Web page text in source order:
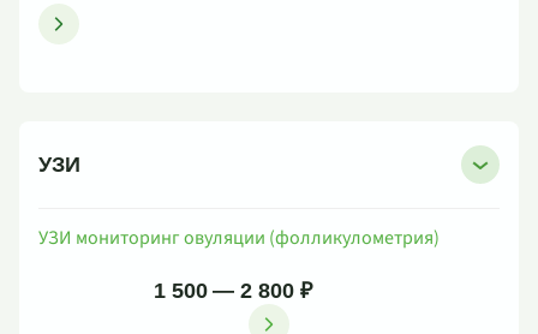
УЗИ
УЗИ мониторинг овуляции (фолликулометрия)
1 500 — 2 800 ₽